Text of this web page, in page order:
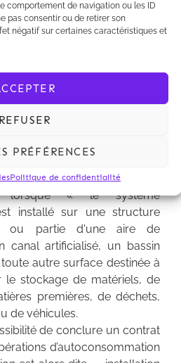
comportement de navigation ou les ID
pas consentir ou de retirer son
négatif sur certaines caractéristiques et
REFUSER
PRÉFÉRENCES
Politique de confidentialité
L’on peut notamment
correspond désormais,
de moins de 100 kWc, à la
figurant sur l’attestation
prévu par l’arrêté du 9 mai
celle visée par l’attestation de
à l’article R. 314-7 du code de
sur ombrières sont définies
lorsque « le système
installé sur une structure
ou partie d'une aire de
canal artificialisé, un bassin
autre surface destinée à
le stockage de matériels, de
premières, de déchets,
de véhicules.
de conclure un contrat
d’autoconsommation